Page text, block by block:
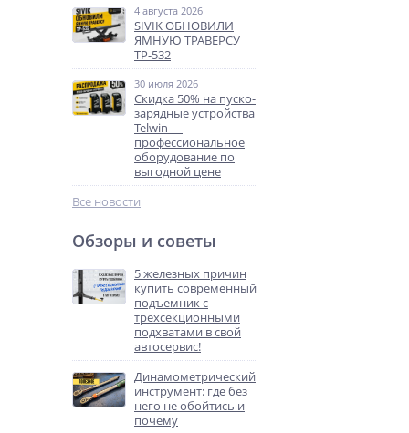
4 августа 2026
SIVIK ОБНОВИЛИ
ЯМНУЮ ТРАВЕРСУ
ТР-532
30 июля 2026
Скидка 50% на пуско-
зарядные устройства
Telwin —
профессиональное
оборудование по
выгодной цене
Все новости
Обзоры и советы
5 железных причин
купить современный
подъемник с
трехсекционными
подхватами в свой
автосервис!
Динамометрический
инструмент: где без
него не обойтись и
почему